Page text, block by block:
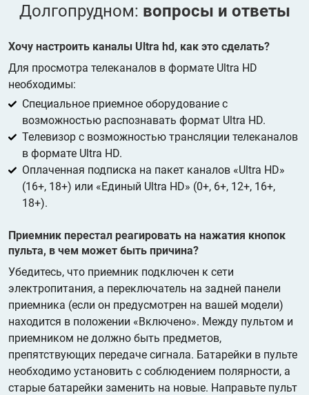
Долгопрудном: вопросы и ответы
Хочу настроить каналы Ultra hd, как это сделать?
Для просмотра телеканалов в формате Ultra HD
необходимы:
Специальное приемное оборудование с
возможностью распознавать формат Ultra HD.
Телевизор с возможностью трансляции телеканалов
в формате Ultra HD.
Оплаченная подписка на пакет каналов «Ultra HD»
(16+, 18+) или «Единый Ultra HD» (0+, 6+, 12+, 16+,
18+).
Приемник перестал реагировать на нажатия кнопок
пульта, в чем может быть причина?
Убедитесь, что приемник подключен к сети
электропитания, а переключатель на задней панели
приемника (если он предусмотрен на вашей модели)
находится в положении «Включено». Между пультом и
приемником не должно быть предметов,
препятствующих передаче сигнала. Батарейки в пульте
необходимо установить с соблюдением полярности, а
старые батарейки заменить на новые. Направьте пульт